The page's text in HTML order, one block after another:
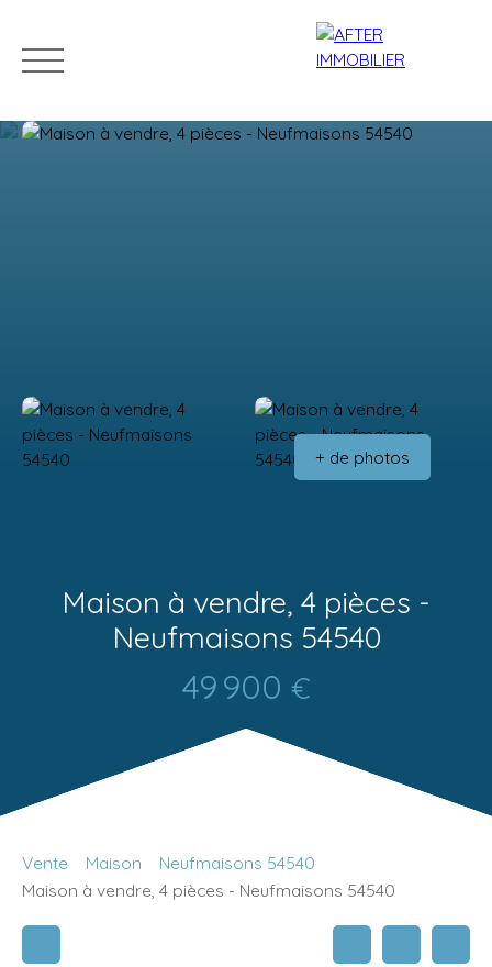
Estimation
+ de photos
Maison à vendre, 4 pièces -
Neufmaisons 54540
49 900 €
Vente Maison
Neufmaisons 54540
Maison à vendre, 4 pièces - Neufmaisons 54540